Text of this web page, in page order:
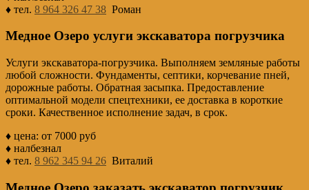
♦ тел. 8 964 326 47 38 Роман
Медное Озеро услуги экскаватора погрузчика
Услуги экскаватора-погрузчика. Выполняем земляные работы
любой сложности. Фундаменты, септики, корчевание пней,
дорожные работы. Обратная засыпка. Предоставление
оптимальной модели спецтехники, ее доставка в короткие
сроки. Качественное исполнение задач, в срок.
♦ цена: от 7000 руб
♦ налбезнал
♦ тел. 8 962 345 94 26 Виталий